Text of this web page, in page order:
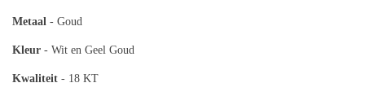
Metaal - Goud
Kleur - Wit en Geel Goud
Kwaliteit - 18 KT